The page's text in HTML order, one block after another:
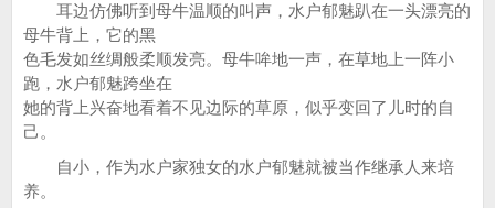
耳边仿佛听到母牛温顺的叫声，水户郁魅趴在一头漂亮的
母牛背上，它的黑
色毛发如丝绸般柔顺发亮。母牛哞地一声，在草地上一阵小
跑，水户郁魅跨坐在
她的背上兴奋地看着不见边际的草原，似乎变回了儿时的自
己。
自小，作为水户家独女的水户郁魅就被当作继承人来培
养。